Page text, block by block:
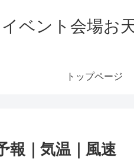
イベント会場お
トップページ
報｜気温｜風速